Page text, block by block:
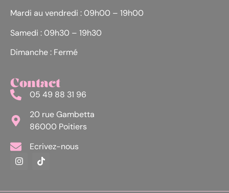
Mardi au vendredi : 09h00 – 19h00
Samedi : 09h30 – 19h30
Dimanche : Fermé
Contact
05 49 88 31 96
20 rue Gambetta
86000 Poitiers
Ecrivez-nous